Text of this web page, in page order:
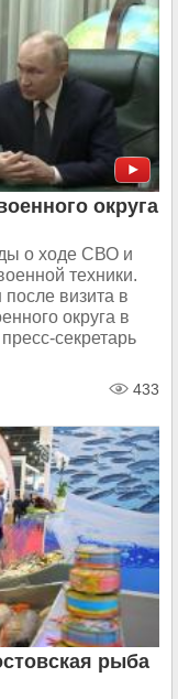
округа
о ходе СВО и
техники.
визита в
округа в
секретарь
433
рыба